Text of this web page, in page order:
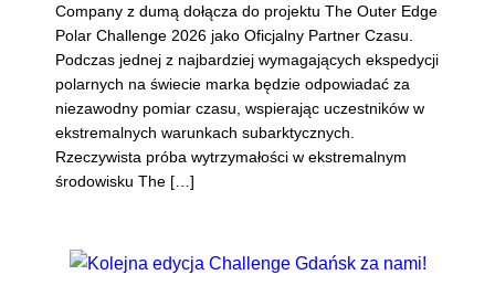
Company z dumą dołącza do projektu The Outer Edge
Polar Challenge 2026 jako Oficjalny Partner Czasu.
Podczas jednej z najbardziej wymagających ekspedycji
polarnych na świecie marka będzie odpowiadać za
niezawodny pomiar czasu, wspierając uczestników w
ekstremalnych warunkach subarktycznych.
Rzeczywista próba wytrzymałości w ekstremalnym
środowisku The […]